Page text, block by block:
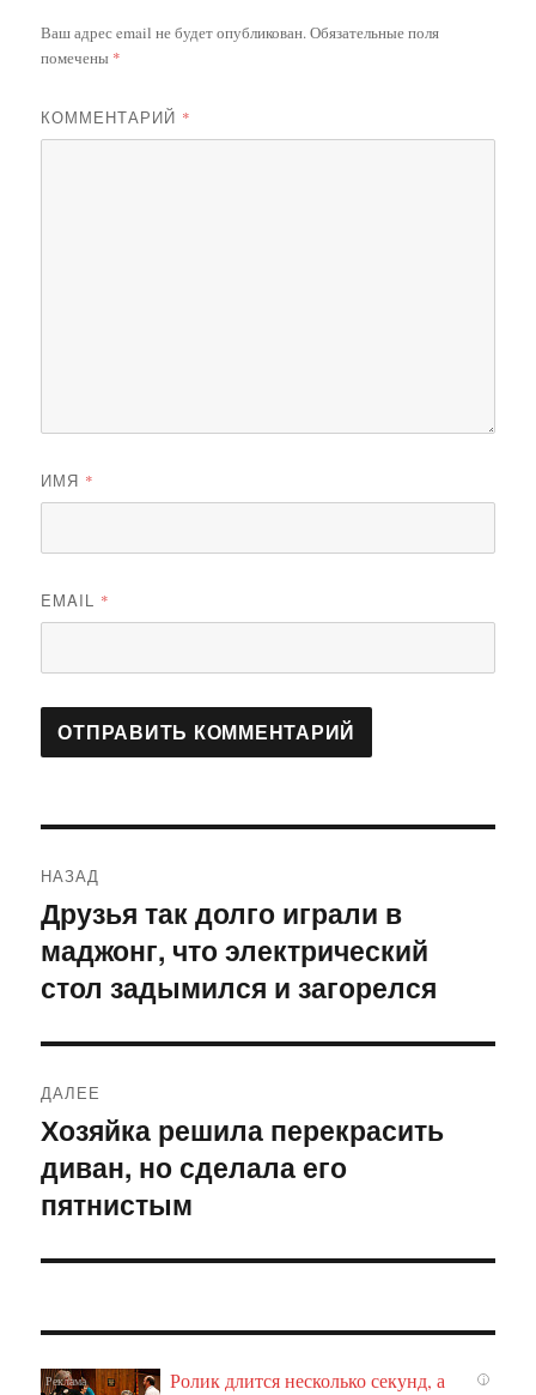
Ваш адрес email не будет опубликован. Обязательные поля
помечены *
КОММЕНТАРИЙ *
ИМЯ *
EMAIL *
по
записям
НАЗАД
Предыдущая
запись:
Друзья так долго играли в
маджонг, что электрический
стол задымился и загорелся
ДАЛЕЕ
Следующая
запись:
Хозяйка решила перекрасить
диван, но сделала его
пятнистым
i
Ролик длится несколько секунд, а